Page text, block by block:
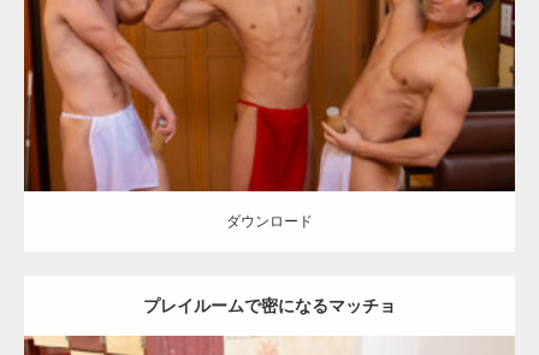
大胸筋 上腕三頭筋 腹筋
ダウンロード
ダウンロード
プレイルームで密になるマッチョ